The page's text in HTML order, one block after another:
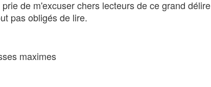
de m'excuser chers lecteurs de ce grand délire
pas obligés de lire.
maximes